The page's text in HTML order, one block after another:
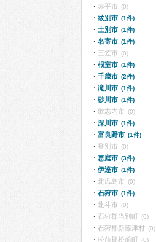
赤平市 (0)
紋別市 (1件)
士別市 (1件)
名寄市 (1件)
三笠市 (0)
根室市 (1件)
千歳市 (2件)
滝川市 (1件)
砂川市 (1件)
歌志内市 (0)
深川市 (1件)
富良野市 (1件)
登別市 (0)
恵庭市 (3件)
伊達市 (1件)
北広島市 (0)
石狩市 (1件)
北斗市 (0)
石狩郡当別町 (0)
石狩郡新篠津村 (0)
松前郡松前町 (0)